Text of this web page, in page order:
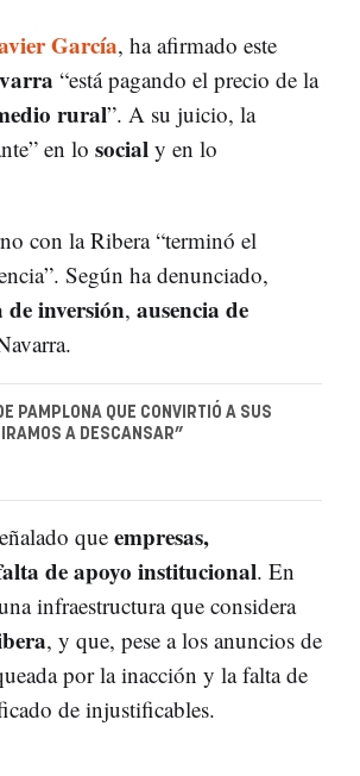
García, ha afirmado este
“está pagando el precio de la
rural”. A su juicio, la
en lo social y en lo
con la Ribera “terminó el
Según ha denunciado,
de inversión, ausencia de
PAMPLONA QUE CONVIRTIÓ A SUS
A DESCANSAR”
que empresas,
de apoyo institucional. En
infraestructura que considera
, y que, pese a los anuncios de
por la inacción y la falta de
de injustificables.